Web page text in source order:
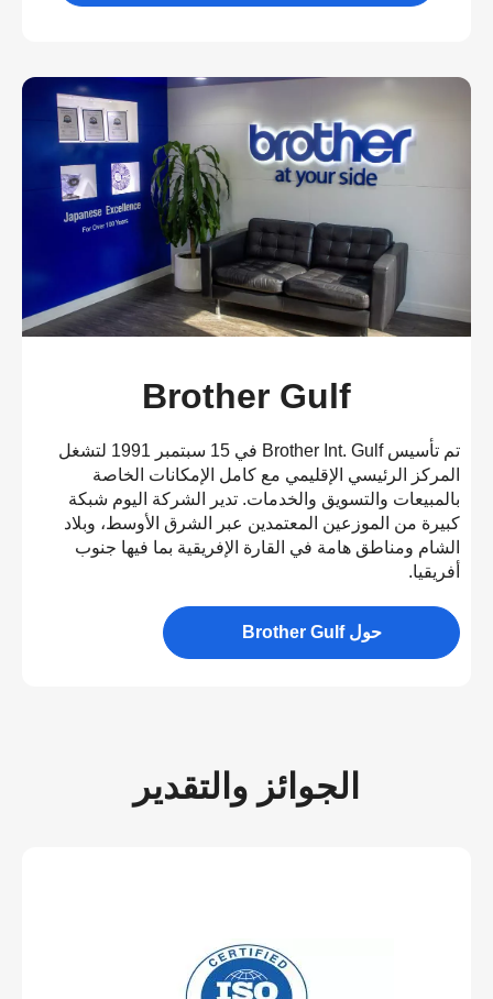
Brother Gulf
تم تأسيس Brother Int. Gulf في 15 سبتمبر 1991 لتشغل
المركز الرئيسي الإقليمي مع كامل الإمكانات الخاصة
بالمبيعات والتسويق والخدمات. تدير الشركة اليوم شبكة
كبيرة من الموزعين المعتمدين عبر الشرق الأوسط، وبلاد
الشام ومناطق هامة في القارة الإفريقية بما فيها جنوب
أفريقيا.
حول Brother Gulf
الجوائز والتقدير